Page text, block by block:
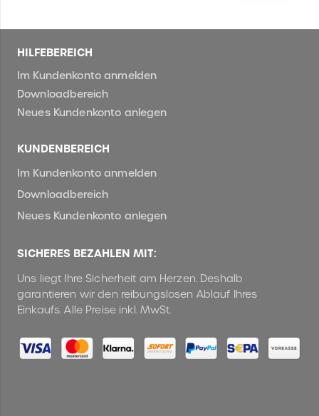
HILFEBEREICH
Im Kundenkonto anmelden
Downloadbereich
Neues Kundenkonto anlegen
KUNDENBEREICH
Im Kundenkonto anmelden
Downloadbereich
Neues Kundenkonto anlegen
SICHERES BEZAHLEN MIT:
Uns liegt Ihre Sicherheit am Herzen. Deshalb
garantieren wir den reibungslosen Ablauf Ihres
Einkaufs. Alle Preise inkl. MwSt.